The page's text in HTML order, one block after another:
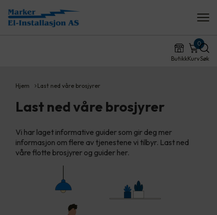
ButikkKurv
0
Søk
Hjem Last ned våre brosjyrer
Last ned våre brosjyrer
Vi har laget informative guider som gir deg mer
informasjon om flere av tjenestene vi tilbyr. Last ned
våre flotte brosjyrer og guider her.